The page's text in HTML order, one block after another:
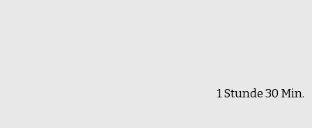
1 Stunde 30 Min.